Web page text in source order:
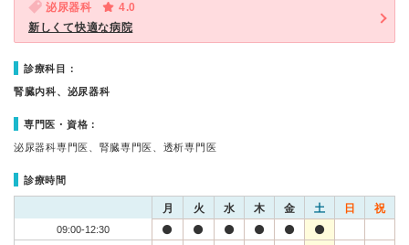
泌尿器科
4.0
新しくて快適な病院
診療科目：
腎臓内科、泌尿器科
専門医・資格：
泌尿器科専門医、腎臓専門医、透析専門医
診療時間
月 火 水 木 金 土 日 祝
09:00-12:30